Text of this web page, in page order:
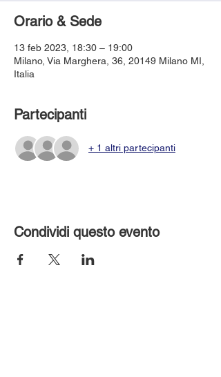
Orario & Sede
13 feb 2023, 18:30 – 19:00
Milano, Via Marghera, 36, 20149 Milano MI,
Italia
Partecipanti
+ 1 altri partecipanti
Condividi questo evento